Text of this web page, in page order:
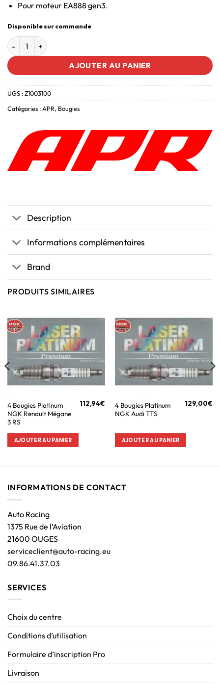
Pour moteur EA888 gen3.
Disponible sur commande
AJOUTER AU PANIER
UGS :Z1003100
Catégories : APR, Bougies
Description
Informations complémentaires
Brand
PRODUITS SIMILAIRES
4 Bougies Platinum
NGK Renault Mégane
3 RS
112,94€
AJOUTER AU PANIER
4 Bougies Platinum
NGK Audi TTS
129,00€
AJOUTER AU PANIER
INFORMATIONS DE CONTACT
Auto Racing
1375 Rue de l’Aviation
21600 OUGES
serviceclient@auto-racing.eu
09.86.41.37.03
SERVICES
Choix du centre
Conditions d’utilisation
Formulaire d’inscription Pro
Livraison